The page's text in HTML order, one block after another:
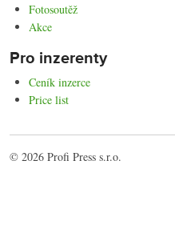
Fotosoutěž
Akce
Pro inzerenty
Ceník inzerce
Price list
© 2026 Profi Press s.r.o.